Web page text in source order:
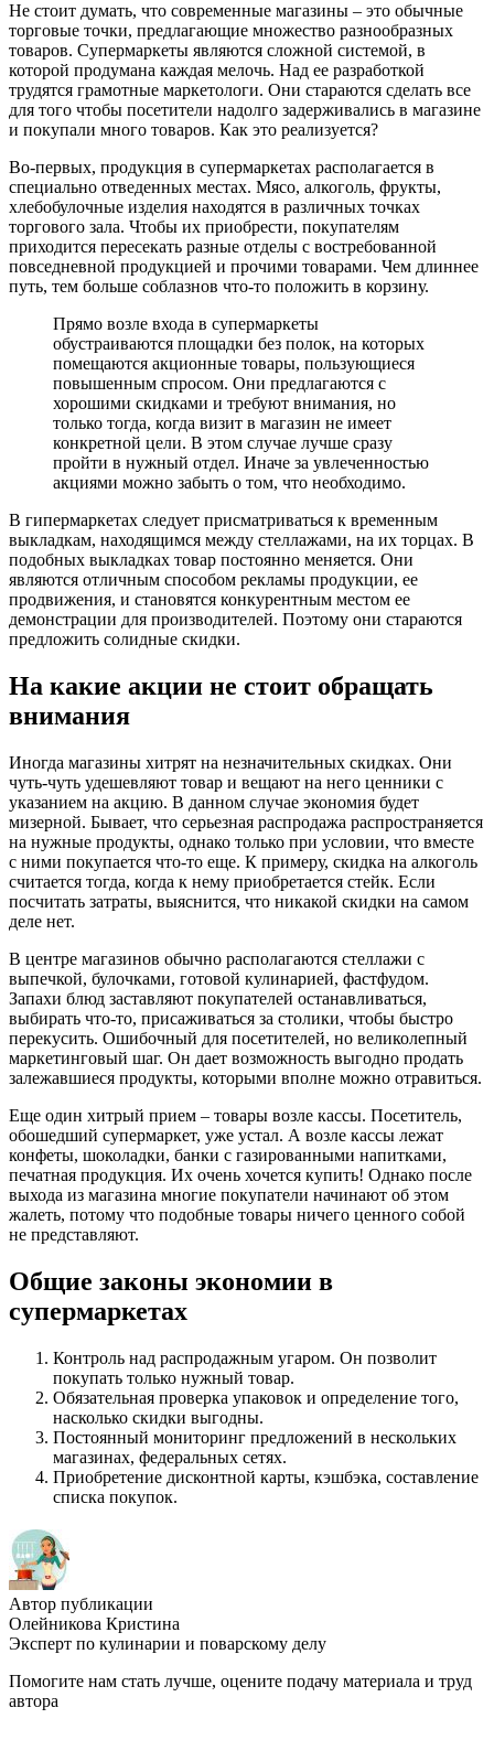
Не стоит думать, что современные магазины – это обычные
торговые точки, предлагающие множество разнообразных
товаров. Супермаркеты являются сложной системой, в
которой продумана каждая мелочь. Над ее разработкой
трудятся грамотные маркетологи. Они стараются сделать все
для того чтобы посетители надолго задерживались в магазине
и покупали много товаров. Как это реализуется?
Во-первых, продукция в супермаркетах располагается в
специально отведенных местах. Мясо, алкоголь, фрукты,
хлебобулочные изделия находятся в различных точках
торгового зала. Чтобы их приобрести, покупателям
приходится пересекать разные отделы с востребованной
повседневной продукцией и прочими товарами. Чем длиннее
путь, тем больше соблазнов что-то положить в корзину.
Прямо возле входа в супермаркеты
обустраиваются площадки без полок, на которых
помещаются акционные товары, пользующиеся
повышенным спросом. Они предлагаются с
хорошими скидками и требуют внимания, но
только тогда, когда визит в магазин не имеет
конкретной цели. В этом случае лучше сразу
пройти в нужный отдел. Иначе за увлеченностью
акциями можно забыть о том, что необходимо.
В гипермаркетах следует присматриваться к временным
выкладкам, находящимся между стеллажами, на их торцах. В
подобных выкладках товар постоянно меняется. Они
являются отличным способом рекламы продукции, ее
продвижения, и становятся конкурентным местом ее
демонстрации для производителей. Поэтому они стараются
предложить солидные скидки.
На какие акции не стоит обращать
внимания
Иногда магазины хитрят на незначительных скидках. Они
чуть-чуть удешевляют товар и вещают на него ценники с
указанием на акцию. В данном случае экономия будет
мизерной. Бывает, что серьезная распродажа распространяется
на нужные продукты, однако только при условии, что вместе
с ними покупается что-то еще. К примеру, скидка на алкоголь
считается тогда, когда к нему приобретается стейк. Если
посчитать затраты, выяснится, что никакой скидки на самом
деле нет.
В центре магазинов обычно располагаются стеллажи с
выпечкой, булочками, готовой кулинарией, фастфудом.
Запахи блюд заставляют покупателей останавливаться,
выбирать что-то, присаживаться за столики, чтобы быстро
перекусить. Ошибочный для посетителей, но великолепный
маркетинговый шаг. Он дает возможность выгодно продать
залежавшиеся продукты, которыми вполне можно отравиться.
Еще один хитрый прием – товары возле кассы. Посетитель,
обошедший супермаркет, уже устал. А возле кассы лежат
конфеты, шоколадки, банки с газированными напитками,
печатная продукция. Их очень хочется купить! Однако после
выхода из магазина многие покупатели начинают об этом
жалеть, потому что подобные товары ничего ценного собой
не представляют.
Общие законы экономии в
супермаркетах
Контроль над распродажным угаром. Он позволит
покупать только нужный товар.
Обязательная проверка упаковок и определение того,
насколько скидки выгодны.
Постоянный мониторинг предложений в нескольких
магазинах, федеральных сетях.
Приобретение дисконтной карты, кэшбэка, составление
списка покупок.
Автор публикации
Олейникова Кристина
Эксперт по кулинарии и поварскому делу
Помогите нам стать лучше, оцените подачу материала и труд
автора